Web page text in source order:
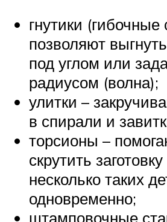
гнутики (гибочные
позволяют
под углом или
радиусом (волна);
улитки –
в спирали и
торсионы –
скрутить
несколько таких
одновременно;
штамповочные